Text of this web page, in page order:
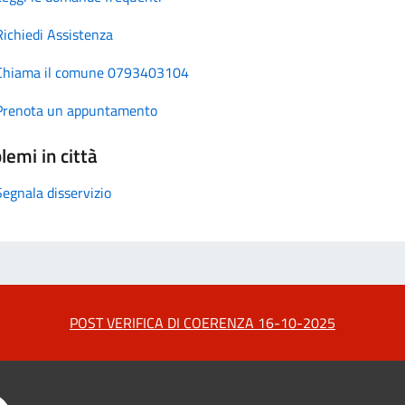
Assistenza
il comune 0793403104
un appuntamento
in città
disservizio
POST VERIFICA DI COERENZA 16-10-2025